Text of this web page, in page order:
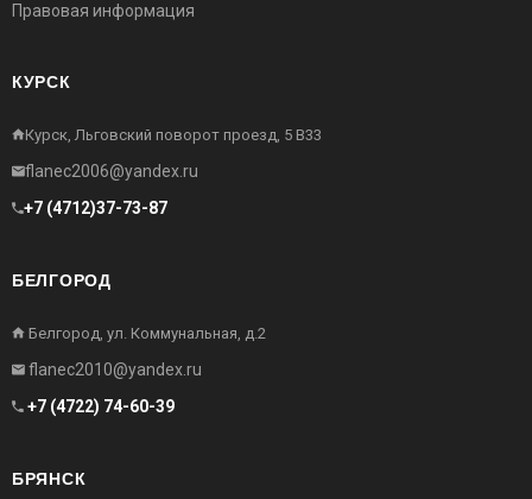
Правовая информация
КУРСК
Курск, Льговский поворот проезд, 5 В33
flanec2006@yandex.ru
+7 (4712)37-73-87
БЕЛГОРОД
Белгород, ул. Коммунальная, д.2
flanec2010@yandex.ru
+7 (4722) 74-60-39
БРЯНСК